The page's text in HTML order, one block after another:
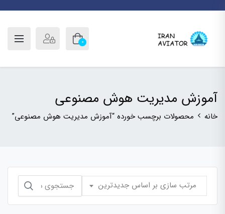
0
آموزش مدیریت هوش مصنوعی
خانه محصولات برچسب خورده “آموزش مدیریت هوش مصنوعی”
مرتب سازی بر اساس جدیدترین
جستجو
برای: